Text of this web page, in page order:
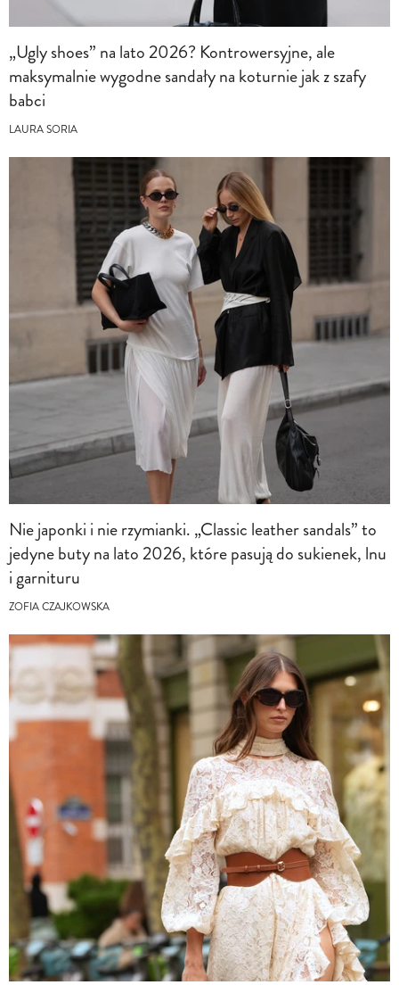
„Ugly shoes” na lato 2026? Kontrowersyjne, ale
maksymalnie wygodne sandały na koturnie jak z szafy
babci
LAURA SORIA
Nie japonki i nie rzymianki. „Classic leather sandals” to
jedyne buty na lato 2026, które pasują do sukienek, lnu
i garnituru
ZOFIA CZAJKOWSKA